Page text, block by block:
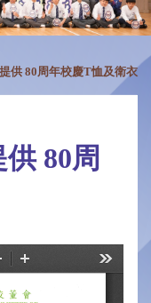
供 80周年校慶T恤及衛衣
80周